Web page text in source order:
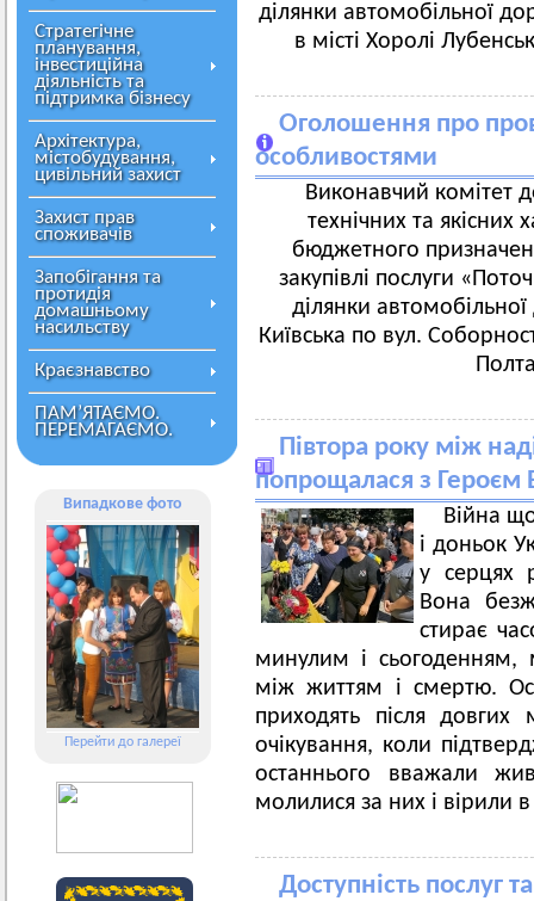
Стратегічне
планування,
інвестиційна
діяльність та
підтримка бізнесу
Архітектура,
містобудування,
цивільний захист
Захист прав
споживачів
Запобігання та
протидія
домашньому
насильству
Краєзнавство
ПАМ’ЯТАЄМО.
ПЕРЕМАГАЄМО.
Випадкове фото
Перейти до галереї
ділянки автомобільної
в місті Хоролі
Оголошення про
особливостями
Виконавчий комітет
технічних та якісних
бюджетного
закупівлі послуги
ділянки
Київська по вул.
Півтора року між
попрощалася з Героєм
Війна
і доньок
у серцях
Вона
стирає
минулим і сьогоденням,
між життям і смертю.
приходять після довгих
очікування, коли
останнього вважали
молилися за них і вірили
Доступність послуг